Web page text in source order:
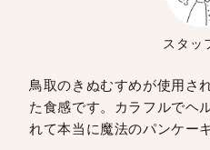
スタッ
鳥取のきぬむすめが使用さ
た食感です。カラフルでヘ
れて本当に魔法のパンケー